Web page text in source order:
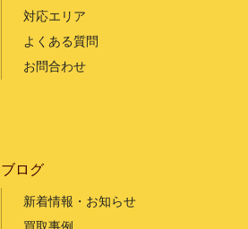
対応エリア
よくある質問
お問合わせ
ブログ
新着情報・お知らせ
買取事例